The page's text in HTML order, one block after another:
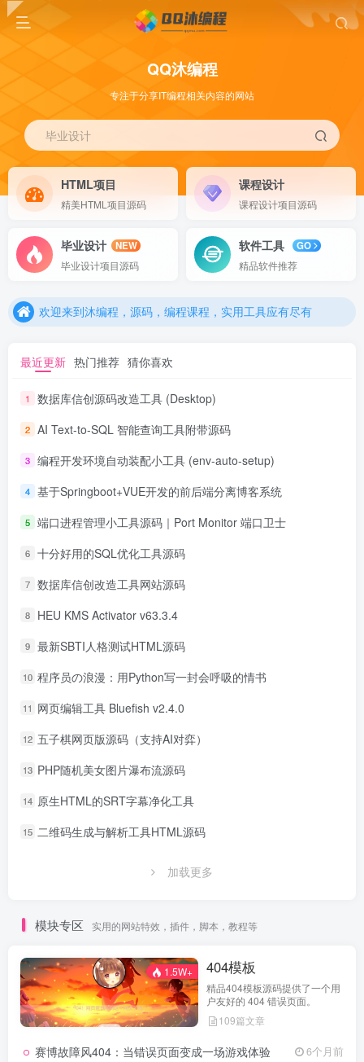
QQ沐编程
专注于分享IT编程相关内容的网站
毕业设计
HTML项目
精美HTML项目源码
课程设计
课程设计项目源码
毕业设计
NEW
毕业设计项目源码
软件工具
GO
精品软件推荐
欢迎来到沐编程，源码，编程课程，实用工具应有尽有
欢迎来到沐编程，源码，编程课程，实用工具应有尽有
最近更新 热门推荐 猜你喜欢
1 数据库信创源码改造工具 (Desktop)
2 AI Text-to-SQL 智能查询工具附带源码
3 编程开发环境自动装配小工具 (env-auto-setup)
4 基于Springboot+VUE开发的前后端分离博客系统
5 端口进程管理小工具源码｜Port Monitor 端口卫士
6 十分好用的SQL优化工具源码
7 数据库信创改造工具网站源码
8 HEU KMS Activator v63.3.4
9 最新SBTI人格测试HTML源码
10 程序员の浪漫：用Python写一封会呼吸的情书
11 网页编辑工具 Bluefish v2.4.0
12 五子棋网页版源码（支持AI对弈）
13 PHP随机美女图片瀑布流源码
14 原生HTML的SRT字幕净化工具
15 二维码生成与解析工具HTML源码
加载更多
模块专区 实用的网站特效，插件，脚本，教程等
1.5W+ 404模板
精品404模板源码提供了一个用
户友好的 404 错误页面。
109篇文章
赛博故障风404：当错误页面变成一场游戏体验 6个月前